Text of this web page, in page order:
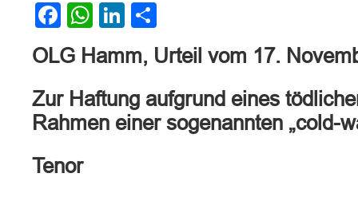
Facebook
WhatsApp
LinkedIn
OLG Hamm, Urteil vom 17.
Zur Haftung aufgrund eines
Rahmen einer sogenannten „cold-
Tenor